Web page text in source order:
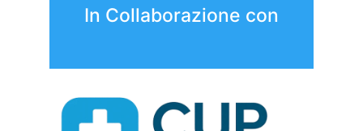
In Collaborazione con